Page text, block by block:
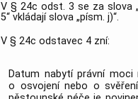
V § 24c odst. 3 se za slova
5“ vkládají slova „písm. j)“.
V § 24c odstavec 4 zní:
Datum nabytí právní moci
o osvojení nebo o